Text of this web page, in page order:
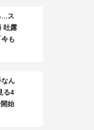
...ス
吐露
も
なん
る4
始